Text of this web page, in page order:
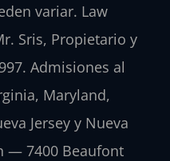
variar. Law
Sris, Propietario y
Admisiones al
Maryland,
Jersey y Nueva
— 7400 Beaufont